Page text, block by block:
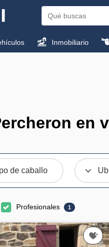
Inmobiliario
en
de caballo
Profesionales 1